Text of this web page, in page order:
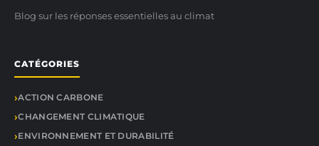
Blog sur les réponses essentielles au climat
CATÉGORIES
ACTION CARBONE
CHANGEMENT CLIMATIQUE
ENVIRONNEMENT ET DURABILITÉ